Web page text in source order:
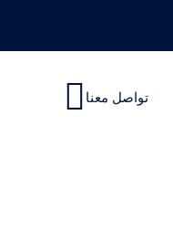
تواصل معنا